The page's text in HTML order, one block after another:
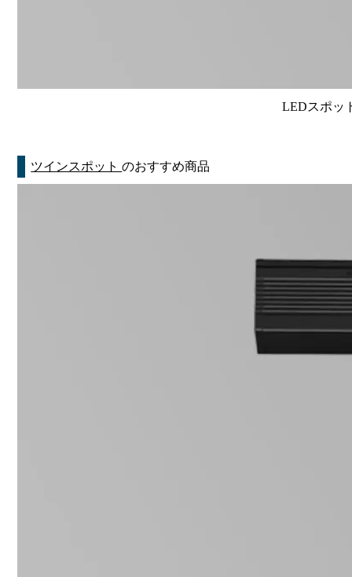
LEDスポッ
ツインスポットのおすすめ商品